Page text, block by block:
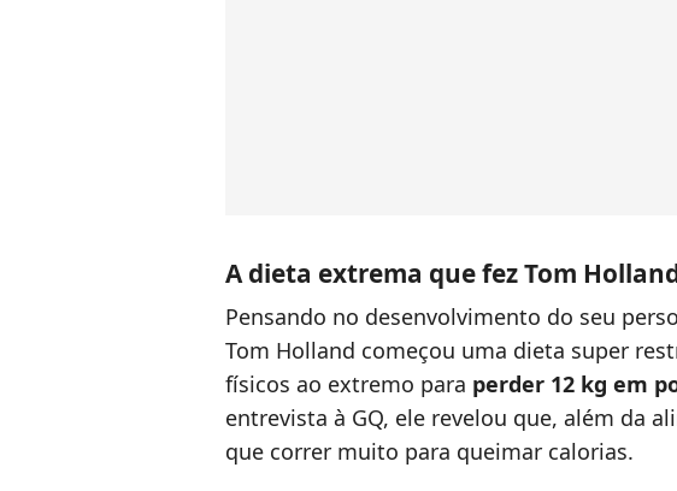
A dieta extrema que fez Tom
Pensando no desenvolvimento do seu
Tom Holland começou uma dieta super
físicos ao extremo para perder 12 kg em
entrevista à GQ, ele revelou que, além da
que correr muito para queimar calorias.